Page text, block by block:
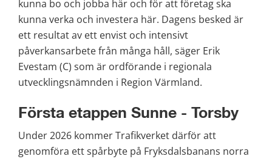
kunna bo och jobba här och för att företag ska
kunna verka och investera här. Dagens besked är
ett resultat av ett envist och intensivt
påverkansarbete från många håll, säger Erik
Evestam (C) som är ordförande i regionala
utvecklingsnämnden i Region Värmland.
Första etappen Sunne - Torsby
Under 2026 kommer Trafikverket därför att
genomföra ett spårbyte på Fryksdalsbanans norra